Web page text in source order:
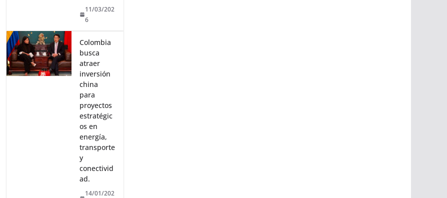
11/03/202
6
Colombia
busca
atraer
inversión
china
para
proyectos
estratégic
os en
energía,
transporte
y
conectivid
ad.
14/01/202